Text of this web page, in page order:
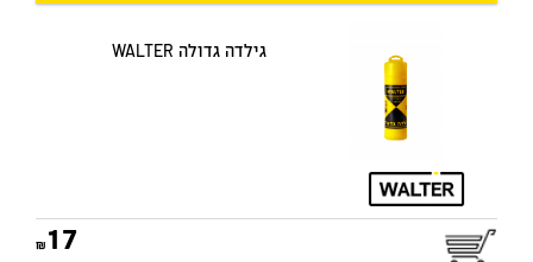
גילדה גדולה WALTER
17